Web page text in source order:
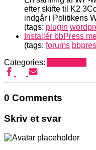
efter skifte til K2
indgår i Politikens
(tags: plugin
Installér bbPress
(tags: forums
Categories:
0 Comments
Skriv et svar